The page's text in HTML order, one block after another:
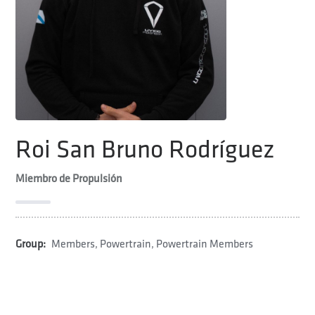
Roi San Bruno Rodríguez
Miembro de Propulsión
Group: Members, Powertrain, Powertrain Members